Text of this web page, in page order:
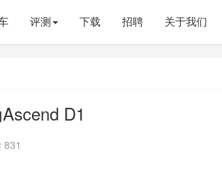
评测 下载 招聘 关于我们
D1
831